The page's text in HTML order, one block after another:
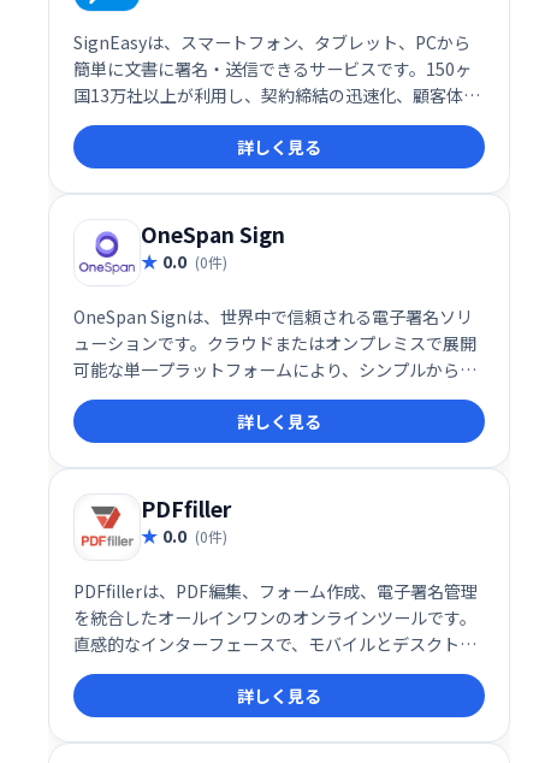
SignEasyは、スマートフォン、タブレット、PCから
簡単に文書に署名・送信できるサービスです。150ヶ
国13万社以上が利用し、契約締結の迅速化、顧客体験
の向上を実現しています。G Suite、Office 365など主
要アプリと連携し、iOS/Androidアプリも好評です。
安全で使いやすいソリューションで、業務効率を劇的
に改善します。
詳しく見る
OneSpan Sign
0.0 (0件)
OneSpan Signは、世界中で信頼される電子署名ソリ
ューションです。クラウドまたはオンプレミスで展開
可能な単一プラットフォームにより、シンプルから複
雑な電子契約まで、安全かつ効率的に処理できます。
法的保護と規制遵守を確保し、デジタル署名技術で文
書の整合性を保証。大手企業から政府機関まで、数千
の組織に利用されています。予算に合わせた柔軟な価
格設定も魅力です。
詳しく見る
PDFfiller
0.0 (0件)
PDFfillerは、PDF編集、フォーム作成、電子署名管理
を統合したオールインワンのオンラインツールです。
直感的なインターフェースで、モバイルとデスクトッ
プの両方から利用可能です。ドキュメントワークフロ
ーを効率化し、時間を大幅に節約できます。ビジネス
文書から個人書類まで、様々な用途に対応します。複
雑な作業も簡単に処理し、スムーズなドキュメント管
詳しく見る